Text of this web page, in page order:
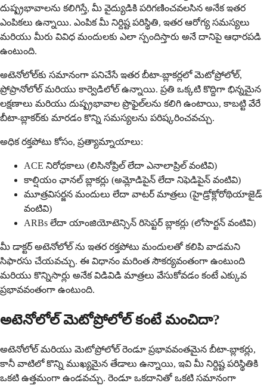
దుష్ప్రభావాలను కలిగిస్తే, మీ వైద్యుడికి పరిగణించవలసిన అనేక ఇతర
ఎంపికలు ఉన్నాయి. ఎంపిక మీ నిర్దిష్ట పరిస్థితి, ఇతర ఆరోగ్య సమస్యలు
మరియు మీరు వివిధ మందులకు ఎలా స్పందిస్తారు అనే దానిపై ఆధారపడి
ఉంటుంది.
అటెనోలోల్‌కు సమానంగా పనిచేసే ఇతర బీటా-బ్లాకర్లలో మెటోప్రోలోల్,
ప్రోప్రానోలోల్ మరియు కార్వెడిలోల్ ఉన్నాయి. ప్రతి ఒక్కటి కొద్దిగా భిన్నమైన
లక్షణాలు మరియు దుష్ప్రభావాల ప్రొఫైల్‌లను కలిగి ఉంటాయి, కాబట్టి వేరే
బీటా-బ్లాకర్‌కు మారడం కొన్ని సమస్యలను పరిష్కరించవచ్చు.
అధిక రక్తపోటు కోసం, ప్రత్యామ్నాయాలు:
ACE నిరోధకాలు (లిసినోప్రిల్ లేదా ఎనాలాప్రిల్ వంటివి)
కాల్షియం ఛానల్ బ్లాకర్లు (అమ్లోడిపైన్ లేదా నిఫెడిపైన్ వంటివి)
మూత్రవిసర్జన మందులు లేదా వాటర్ మాత్రలు (హైడ్రోక్లోరోథియాజైడ్
వంటివి)
ARBs లేదా యాంజియోటెన్సిన్ రిసెప్టర్ బ్లాకర్లు (లోసార్టన్ వంటివి)
మీ డాక్టర్ అటెనోలోల్ ను ఇతర రక్తపోటు మందులతో కలిపి వాడమని
సిఫారసు చేయవచ్చు. ఈ విధానం మరింత సౌకర్యవంతంగా ఉంటుంది
మరియు కొన్నిసార్లు అనేక విడివిడి మాత్రలు వేసుకోవడం కంటే ఎక్కువ
ప్రభావవంతంగా ఉంటుంది.
అటెనోలోల్ మెటోప్రోలోల్ కంటే మంచిదా?
అటెనోలోల్ మరియు మెటోప్రోలోల్ రెండూ ప్రభావవంతమైన బీటా-బ్లాకర్లు,
కానీ వాటిలో కొన్ని ముఖ్యమైన తేడాలు ఉన్నాయి, ఇవి మీ నిర్దిష్ట పరిస్థితికి
ఒకటి ఉత్తమంగా ఉండవచ్చు. రెండూ ఒకదానితో ఒకటి సమానంగా